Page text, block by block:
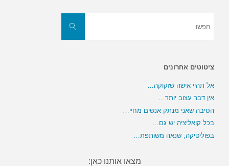
חפשו
ציטוטים אחרונים
אל תהיי אישה שזקוקה…
אין דבר עצוב יותר…
הסיבה שאני מנתק אנשים מחיי…
בכל קואליציה יש גם…
בפוליטיקה, שנאה משותפת…
מצאו אותנו כאן: